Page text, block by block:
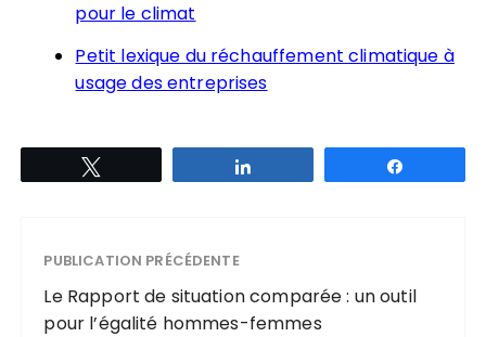
pour le climat
Petit lexique du réchauffement climatique à
usage des entreprises
PUBLICATION PRÉCÉDENTE
Le Rapport de situation comparée : un outil
pour l’égalité hommes-femmes